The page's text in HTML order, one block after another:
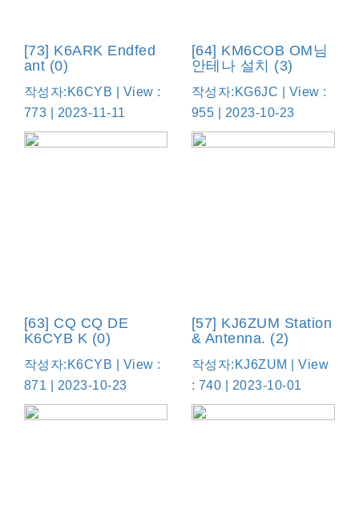
[73] K6ARK Endfed
ant (0)
작성자:K6CYB | View :
773 | 2023-11-11
[64] KM6COB OM님
안테나 설치 (3)
작성자:KG6JC | View :
955 | 2023-10-23
[63] CQ CQ DE
K6CYB K (0)
작성자:K6CYB | View :
871 | 2023-10-23
[57] KJ6ZUM Station
& Antenna. (2)
작성자:KJ6ZUM | View
: 740 | 2023-10-01